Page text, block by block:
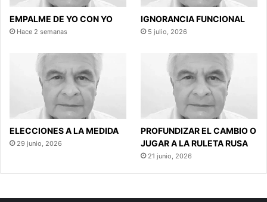
EMPALME DE YO CON YO
Hace 2 semanas
IGNORANCIA FUNCIONAL
5 julio, 2026
ELECCIONES A LA MEDIDA
29 junio, 2026
PROFUNDIZAR EL CAMBIO O
JUGAR A LA RULETA RUSA
21 junio, 2026